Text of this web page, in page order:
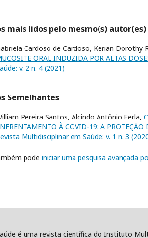
mais lidos pelo mesmo(s) autor(es)
Cardoso de Cardoso, Kerian Dorothy
ORAL INDUZIDA POR ALTAS
v. 2 n. 4 (2021)
Semelhantes
Pereira Santos, Alcindo Antônio Ferla,
À COVID-19: A
Multidisciplinar em Saúde: v. 1 n. 3
pode iniciar uma pesquisa avançada
é uma revista científica do Instituto